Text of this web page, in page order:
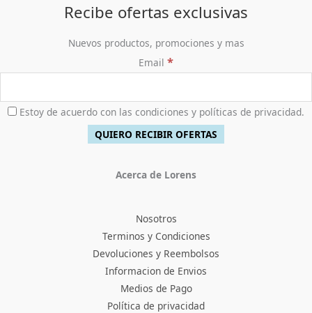
Recibe ofertas exclusivas
Nuevos productos, promociones y mas
Email *
Estoy de acuerdo con las condiciones y políticas de privacidad.
Acerca de Lorens
Nosotros
Terminos y Condiciones
Devoluciones y Reembolsos
Informacion de Envios
Medios de Pago
Política de privacidad